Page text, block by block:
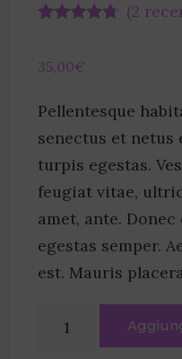
su base
(2
35,00€
Pellentesque
senectus et netus
turpis egestas.
feugiat vitae,
amet, ante.
egestas semper.
est. Mauris